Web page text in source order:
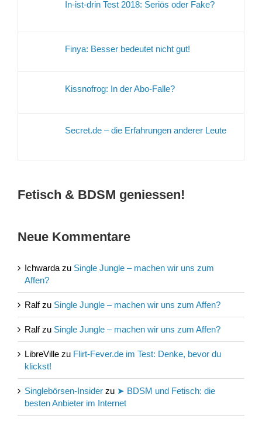
In-ist-drin Test 2018: Seriös oder Fake?
Finya: Besser bedeutet nicht gut!
Kissnofrog: In der Abo-Falle?
Secret.de – die Erfahrungen anderer Leute
Fetisch & BDSM geniessen!
Neue Kommentare
Ichwarda zu Single Jungle – machen wir uns zum
Affen?
Ralfzu Single Jungle – machen wir uns zum Affen?
Ralfzu Single Jungle – machen wir uns zum Affen?
LibreVille zu Flirt-Fever.de im Test: Denke, bevor du
klickst!
Singlebörsen-Insider zu ➤ BDSM und Fetisch: die
besten Anbieter im Internet